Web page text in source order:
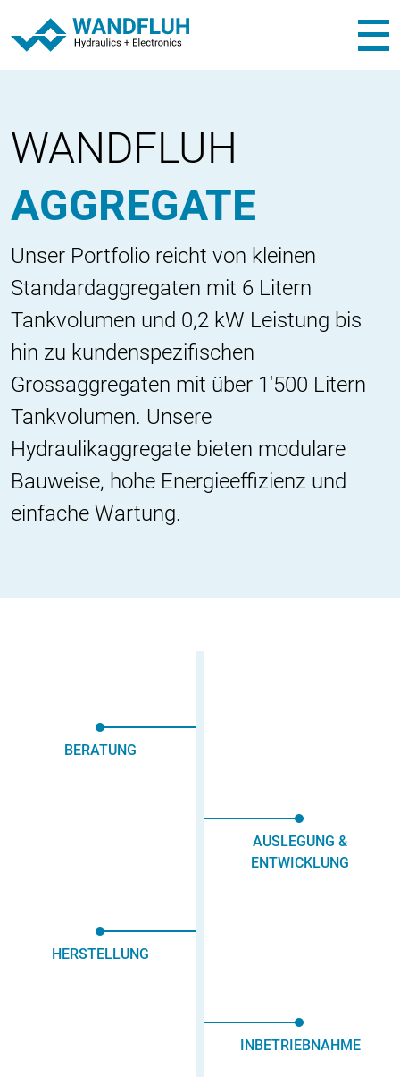
WANDFLUH
AGGREGATE
Unser Portfolio reicht von kleinen
Standardaggregaten mit 6 Litern
Tankvolumen und 0,2 kW Leistung bis
hin zu kundenspezifischen
Grossaggregaten mit über 1'500 Litern
Tankvolumen. Unsere
Hydraulikaggregate bieten modulare
Bauweise, hohe Energieeffizienz und
einfache Wartung.
BERATUNG
AUSLEGUNG &
ENTWICKLUNG
HERSTELLUNG
INBETRIEBNAHME